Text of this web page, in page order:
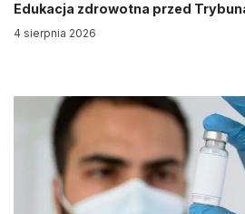
Edukacja zdrowotna przed
4 sierpnia 2026